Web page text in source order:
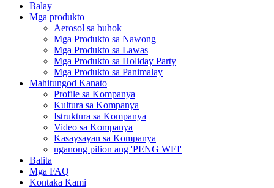
Balay
Mga produkto
Aerosol sa buhok
Mga Produkto sa Nawong
Mga Produkto sa Lawas
Mga Produkto sa Holiday Party
Mga Produkto sa Panimalay
Mahitungod Kanato
Profile sa Kompanya
Kultura sa Kompanya
Istruktura sa Kompanya
Video sa Kompanya
Kasaysayan sa Kompanya
nganong pilion ang 'PENG WEI'
Balita
Mga FAQ
Kontaka Kami